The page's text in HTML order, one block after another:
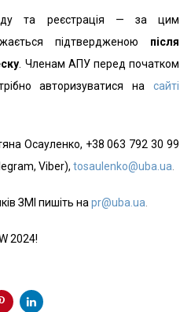
та реєстрація — за цим
підтвердженою після
. Членам АПУ перед початком
авторизуватися на
сайті
Осауленко, +38 063 792 30 99
Viber), tosaulenko@uba.ua
ЗМІ пишіть на pr@uba.ua
2024!